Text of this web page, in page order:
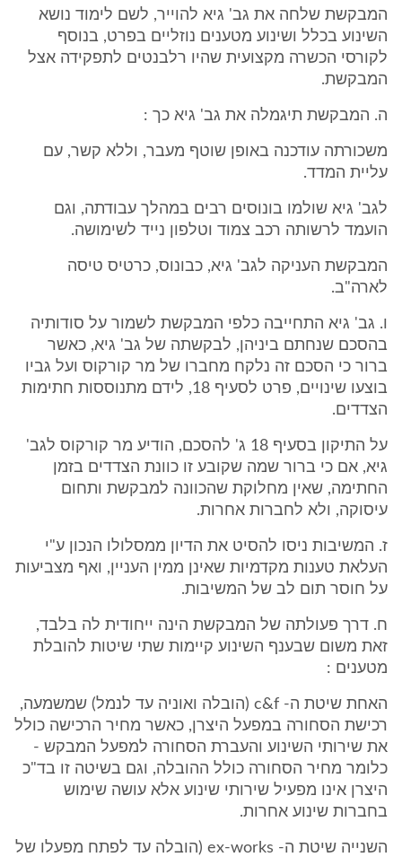
המבקשת שלחה את גב' גיא להוייר, לשם לימוד נושא
השינוע בכלל ושינוע מטענים נוזליים בפרט, בנוסף
לקורסי הכשרה מקצועית שהיו רלבנטים לתפקידה אצל
המבקשת.
ה. המבקשת תיגמלה את גב' גיא כך :
משכורתה עודכנה באופן שוטף מעבר, וללא קשר, עם
עליית המדד.
לגב' גיא שולמו בונוסים רבים במהלך עבודתה, וגם
הועמד לרשותה רכב צמוד וטלפון נייד לשימושה.
המבקשת העניקה לגב' גיא, כבונוס, כרטיס טיסה
לארה"ב.
ו. גב' גיא התחייבה כלפי המבקשת לשמור על סודותיה
בהסכם שנחתם ביניהן, לבקשתה של גב' גיא, כאשר
ברור כי הסכם זה נלקח מחברו של מר קורקוס ועל גביו
בוצעו שינויים, פרט לסעיף 18, לידם מתנוססות חתימות
הצדדים.
על התיקון בסעיף 18 ג' להסכם, הודיע מר קורקוס לגב'
גיא, אם כי ברור שמה שקובע זו כוונת הצדדים בזמן
החתימה, שאין מחלוקת שהכוונה למבקשת ותחום
עיסוקה, ולא לחברות אחרות.
ז. המשיבות ניסו להסיט את הדיון ממסלולו הנכון ע"י
העלאת טענות מקדמיות שאינן ממין העניין, ואף מצביעות
על חוסר תום לב של המשיבות.
ח. דרך פעולתה של המבקשת הינה ייחודית לה בלבד,
זאת משום שבענף השינוע קיימות שתי שיטות להובלת
מטענים :
האחת שיטת ה- c&f (הובלה ואוניה עד לנמל) שמשמעה,
רכישת הסחורה במפעל היצרן, כאשר מחיר הרכישה כולל
את שירותי השינוע והעברת הסחורה למפעל המבקש -
כלומר מחיר הסחורה כולל ההובלה, וגם בשיטה זו בד"כ
היצרן אינו מפעיל שירותי שינוע אלא עושה שימוש
בחברות שינוע אחרות.
השנייה שיטת ה- ex-works (הובלה עד לפתח מפעלו של